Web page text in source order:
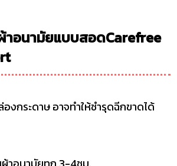
าอนามัยแบบสอดCarefree
งกระดาษ อาจทำให้ชำรุดฉีกขาดได้